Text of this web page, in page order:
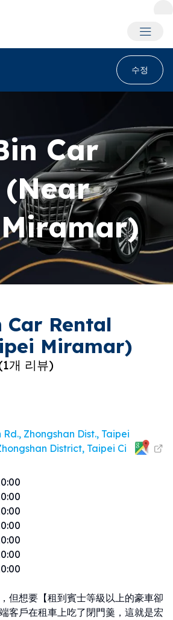
회원 메
수정
Car
Car Rental
Miramar)
1개 리뷰)
Zhongshan Dist., Taipei
District, Taipei Ci
但想要【租到賓士等級以上的豪車卻
客戶在租車上吃了閉門羹，這就是宏